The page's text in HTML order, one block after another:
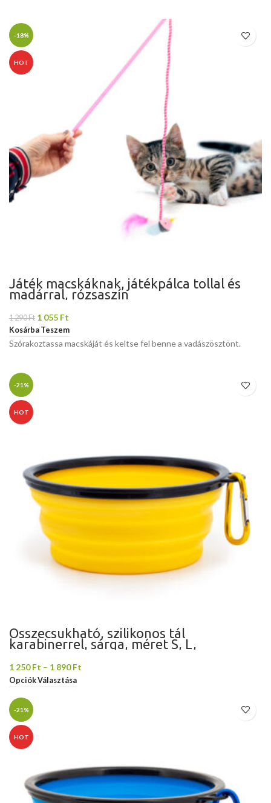
-18%
HOT
Játék macskáknak, játékpálca tollal és
madárral, rózsaszín
1 290Ft 1 055 Ft
Kosárba Teszem
Szórakoztassa macskáját és keltse fel benne a vadászösztönt.
-21%
HOT
Összecsukható, szilikonos tál
karabinerrel, sárga, méret S, L,
1 250Ft – 1 890Ft
Opciók Választása
-21%
HOT